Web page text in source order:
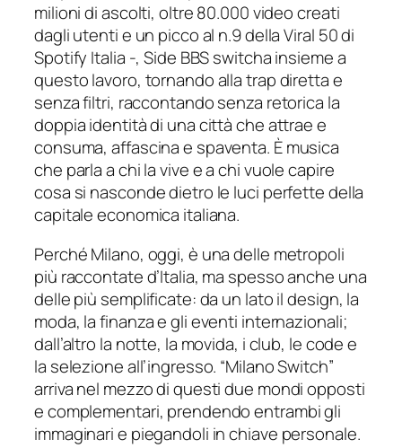
milioni di ascolti, oltre 80.000 video creati
dagli utenti e un picco al n.9 della Viral 50 di
Spotify Italia -, Side BBS switcha insieme a
questo lavoro, tornando alla trap diretta e
senza filtri, raccontando senza retorica la
doppia identità di una città che attrae e
consuma, affascina e spaventa. È musica
che parla a chi la vive e a chi vuole capire
cosa si nasconde dietro le luci perfette della
capitale economica italiana.
Perché Milano, oggi, è una delle metropoli
più raccontate d’Italia, ma spesso anche una
delle più semplificate: da un lato il design, la
moda, la finanza e gli eventi internazionali;
dall’altro la notte, la movida, i club, le code e
la selezione all’ingresso. “Milano Switch”
arriva nel mezzo di questi due mondi opposti
e complementari, prendendo entrambi gli
immaginari e piegandoli in chiave personale.